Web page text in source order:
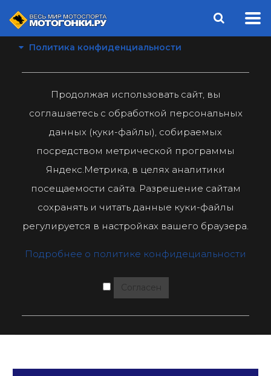
Политика конфиденциальности
Продолжая использовать сайт, вы
соглашаетесь с обработкой персональных
данных (куки-файлы), собираемых
посредством метрической программы
Яндекс.Метрика, в целях аналитики
посещаемости сайта. Разрешение сайтам
сохранять и читать данные куки-файлы
регулируется в настройках вашего браузера.
Подробнее о политике конфидециальности
Согласен